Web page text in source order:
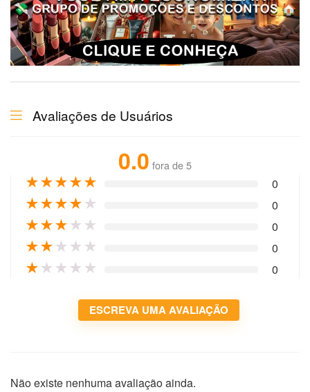
Avaliações de Usuários
0.0 fora de 5
★★★★★ 0
★★★★★ 0
★★★★ ★ 0
★★★ ★ ★ 0
★★ ★ ★ ★ 0
ESCREVA UMA AVALIAÇÃO
Não existe nenhuma avaliação ainda.